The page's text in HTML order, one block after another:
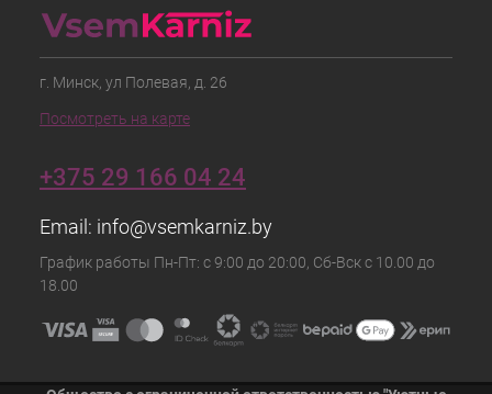
г. Минск, ул Полевая, д. 26
Посмотреть на карте
+375 29 166 04 24
Email: info@vsemkarniz.by
График работы Пн-Пт: с 9:00 до 20:00, Сб-Вск с 10.00 до
18.00